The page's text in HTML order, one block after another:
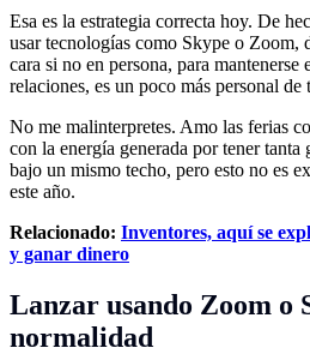
Esa es la estrategia correcta hoy. De
usar tecnologías como Skype o Zoom,
cara si no en persona, para
relaciones, es un poco más personal de
No me malinterpretes. Amo las ferias
con la energía generada por tener
bajo un mismo techo, pero esto no es
este año.
Relacionado: Inventores, aquí se
y ganar dinero
Lanzar usando Zoom o
normalidad